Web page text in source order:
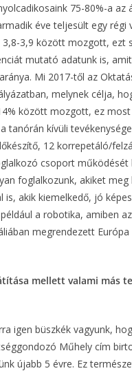
75-80%-a az
éve teljesült egy régi
3,9 között mozgott, ezt
mutató adatunk is,
Mi 2017-től az
melynek célja,
között mozgott, ez
tanórán kívüli
12 korrepetáló/
csoport
foglalkozunk, akiket
akik kiemelkedő, jó
a robotika, amiben
megrendezett
mellett valami más
igen büszkék vagyunk,
Műhely cím
újabb 5 évre. Ez